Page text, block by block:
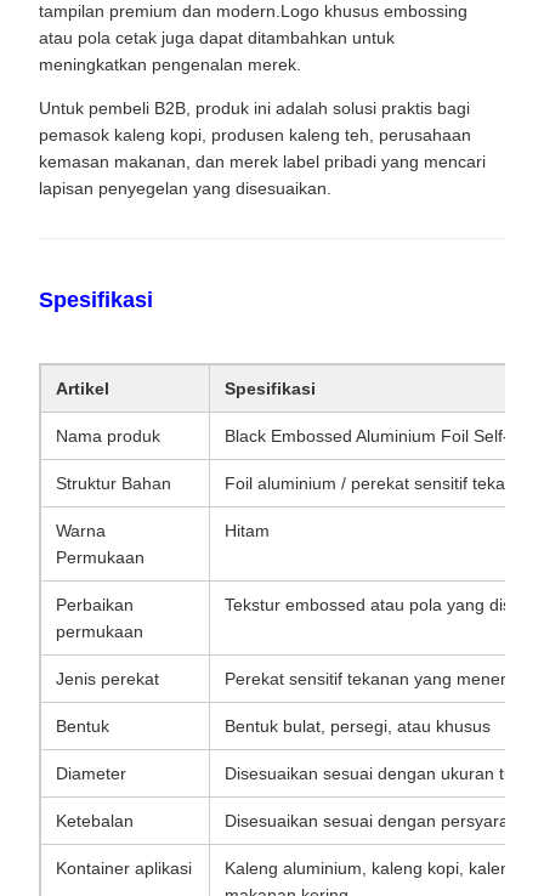
tampilan premium dan modern.Logo khusus embossing
atau pola cetak juga dapat ditambahkan untuk
meningkatkan pengenalan merek.
Untuk pembeli B2B, produk ini adalah solusi praktis bagi
pemasok kaleng kopi, produsen kaleng teh, perusahaan
kemasan makanan, dan merek label pribadi yang mencari
lapisan penyegelan yang disesuaikan.
Spesifikasi
Artikel Spesifikasi
Nama produk Black Embossed Aluminium Foil Self-
Struktur Bahan Foil aluminium / perekat sensitif tekanan
Warna
Permukaan
Hitam
Perbaikan
permukaan
Tekstur embossed atau pola yang
Jenis perekat Perekat sensitif tekanan yang menempel
Bentuk Bentuk bulat, persegi, atau khusus
Diameter Disesuaikan sesuai dengan ukuran tutup
Ketebalan Disesuaikan sesuai dengan persyaratan
Kontainer aplikasi
Kaleng aluminium, kaleng kopi, kaleng